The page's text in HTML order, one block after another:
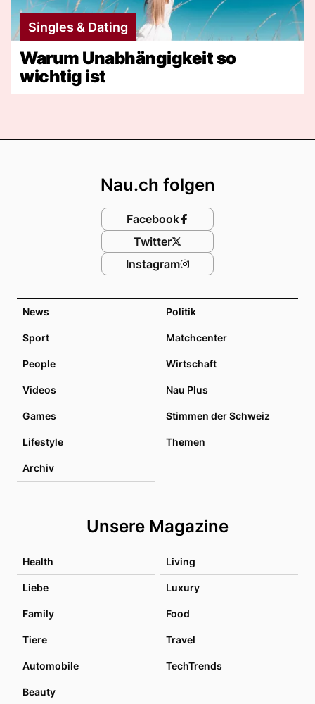
Singles & Dating
Warum Unabhängigkeit so
wichtig ist
News Politik
Sport Matchcenter
People Wirtschaft
Videos Nau Plus
Games Stimmen der Schweiz
Lifestyle Themen
Archiv
Unsere Magazine
Health Living
Liebe Luxury
Family Food
Tiere Travel
Automobile TechTrends
Beauty
Nau.ch folgen
Facebook
Twitter
Instagram